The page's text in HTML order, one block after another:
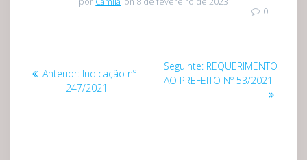
0
Anterior: Post
anterior:
Indicação nº :
247/2021
Seguinte: Post
seguinte:
REQUERIMENTO
AO PREFEITO Nº 53/2021